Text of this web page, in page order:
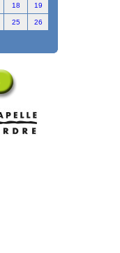
18 19
25 26